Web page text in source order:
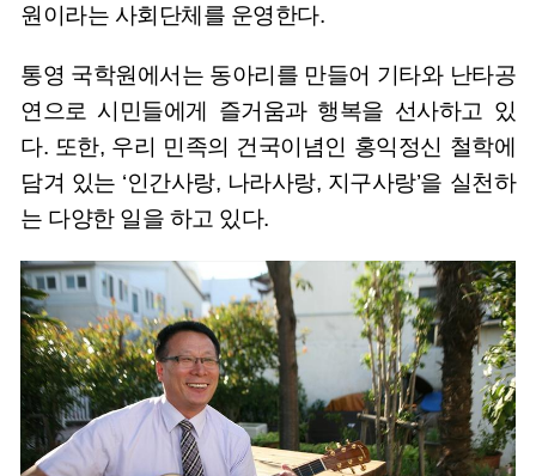
원이라는 사회단체를 운영한다.
통영 국학원에서는 동아리를 만들어 기타와 난타공
연으로 시민들에게 즐거움과 행복을 선사하고 있
다. 또한, 우리 민족의 건국이념인 홍익정신 철학에
담겨 있는 ‘인간사랑, 나라사랑, 지구사랑’을 실천하
는 다양한 일을 하고 있다.